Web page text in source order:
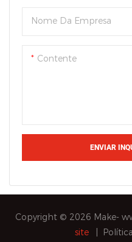
Nome Da Empresa
Contente
ENVIAR
Copyright © 2026 Make-
site